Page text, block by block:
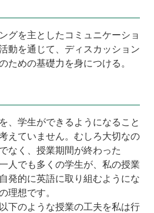
グを主としたコミュニケーショ
動を通じて、ディスカッション
ための基礎力を身につける。
、学生ができるようになること
えていません。むしろ大切なの
なく、授業期間が終わった
人でも多くの学生が、私の授業
発的に英語に取り組むようにな
理想です。
下のような授業の工夫を私は行